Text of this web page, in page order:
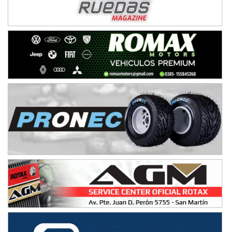
Trenque Lauquen (Buenos Aires)
ENTRERRIANO - F6 (POSTERGADA)
Parque de la Velocidad (Asfalto)
Villaguay (Entre Ríos)
VICTORIENSE - F7
El Cerro (Tierra)
Victoria (Entre Ríos)
PATAGONICO - F6
Moto Club Reginense (Tierra)
Gral. E. Godoy (Río Negro)
Humboldt (Santa Fe)
NORESTE SANTAFESINO - F6
Ciudad de Avellaneda (Asfalto)
Avellaneda (Santa Fe)
José Samuel Sánchez (Tierra)